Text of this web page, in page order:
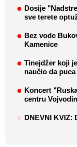
Dosije
sve terete
Bez vode
Kamenice
Tinejdžer koji
naučio da
Koncert
centru
DNEVNI KVIZ: